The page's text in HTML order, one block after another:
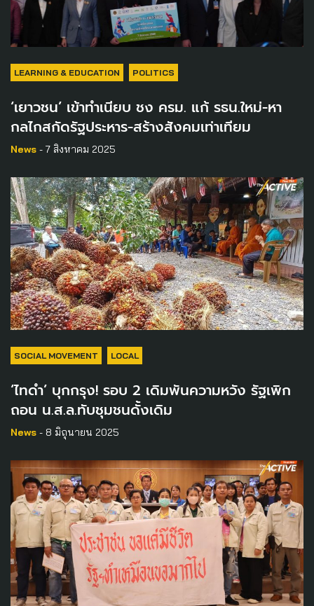
LEARNING & EDUCATION POLITICS
‘เยาวชน’ เข้าทำเนียบ ชง ครม. แก้ รธน.ใหม่-หา
กลไกสกัดรัฐประหาร-สร้างสังคมเท่าเทียม
News - 7 สิงหาคม 2025
SOCIAL MOVEMENT LOCAL
‘ไทดำ’ บุกกรุง! รอบ 2 เดิมพันความหวัง รัฐเพิก
ถอน น.ส.ล.ทับชุมชนดั้งเดิม
News - 8 มิถุนายน 2025